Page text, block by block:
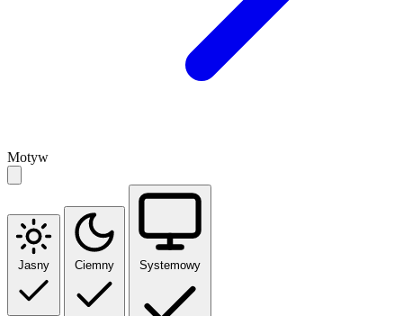
Motyw
Jasny Ciemny Systemowy